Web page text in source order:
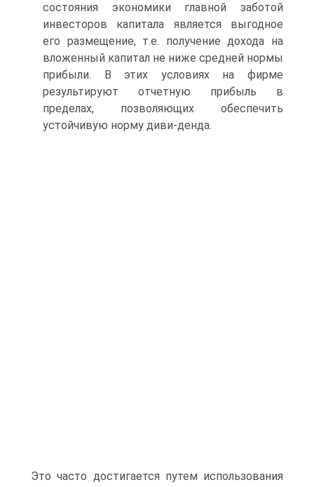
состояния экономики главной заботой
инвесторов капитала является выгодное
его размещение, т.е. получение дохода на
вложенный капитал не ниже средней нормы
прибыли. В этих условиях на фирме
результируют отчетную прибыль в
пределах, позволяющих обеспечить
устойчивую норму диви-денда.
Это часто достигается путем использования